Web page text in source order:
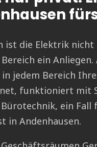
ist die Elektrik nicht
ein Anliegen.
jedem Bereich
funktioniert mit
ein Fall
in Andenhausen.